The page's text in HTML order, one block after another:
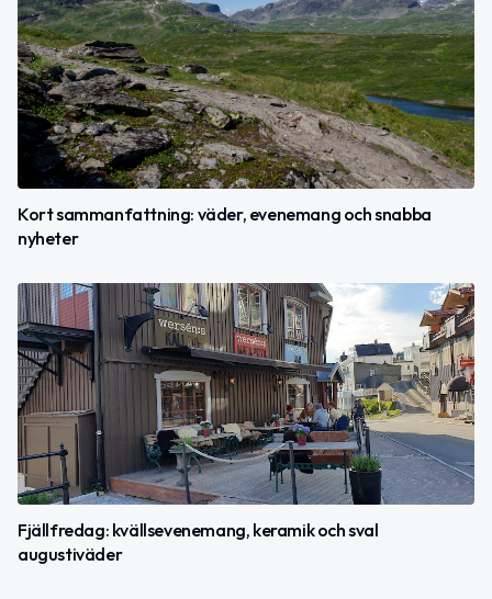
Kort sammanfattning: väder, evenemang och snabba
nyheter
Fjällfredag: kvällsevenemang, keramik och sval
augustiväder